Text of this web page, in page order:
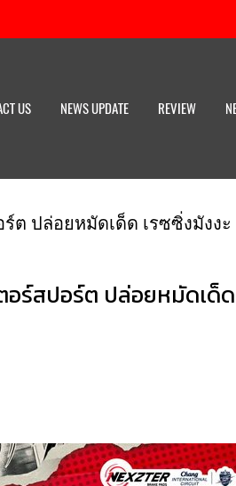
US NEWS UPDATE REVIEW
ร์ต ปล่อยหมัดเด็ด เรซซิ่งมัง
ร์สปอร์ต ปล่อยหมัดเด็